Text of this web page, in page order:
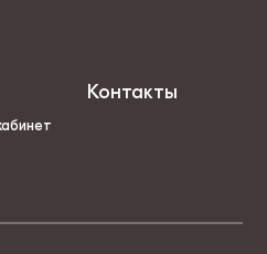
Контакты